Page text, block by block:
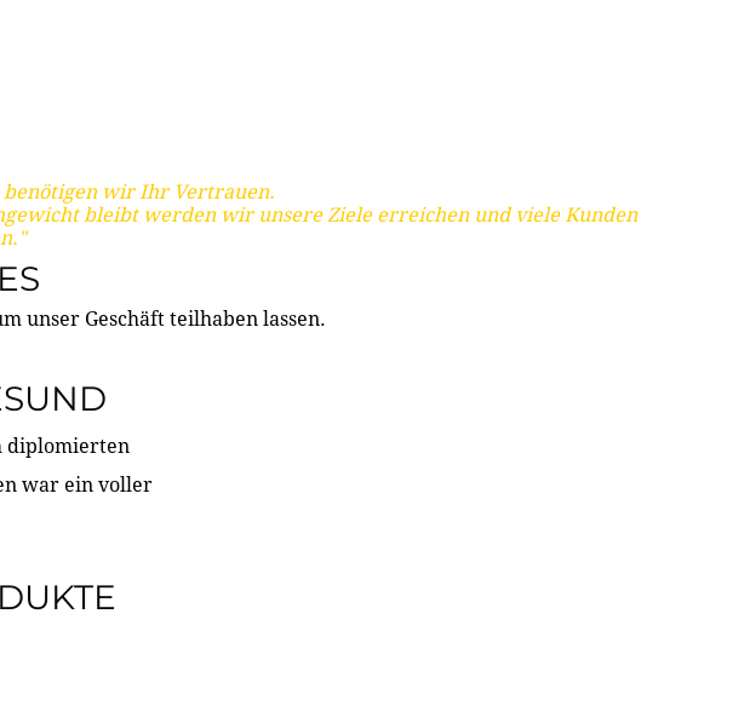
wir Ihr Vertrauen.
bleibt werden wir unsere Ziele erreichen und viele Kunden
unser Geschäft teilhaben lassen.
diplomierten
war ein voller